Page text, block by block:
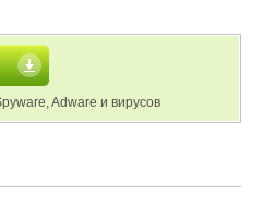
Adware и вирусов